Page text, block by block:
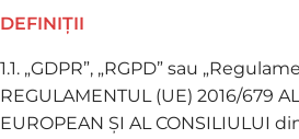
DEFINIȚII
1.1. „GDPR”, „RGPD” sau
REGULAMENTUL (UE) 2016/679
EUROPEAN ȘI AL CONSILIULUI